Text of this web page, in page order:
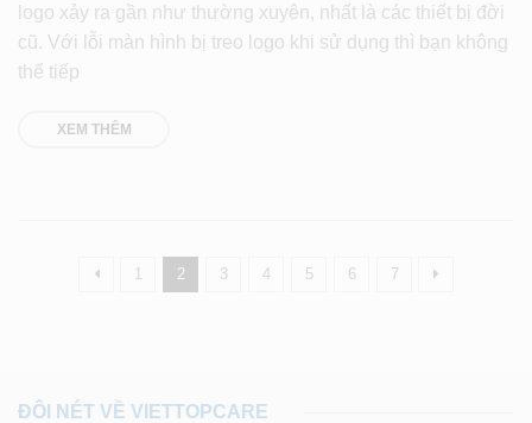
logo xảy ra gần như thường xuyên, nhất là các thiết bị đời
cũ. Với lỗi màn hình bị treo logo khi sử dụng thì bạn không
thể tiếp
XEM THÊM
1 2 3 4 5 6 7
ĐÔI NÉT VỀ VIETTOPCARE